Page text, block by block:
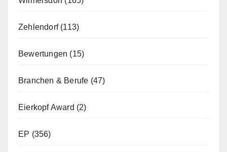
Zehlendorf(113)
Bewertungen (15)
Branchen & Berufe (47)
Eierkopf Award (2)
EP (356)